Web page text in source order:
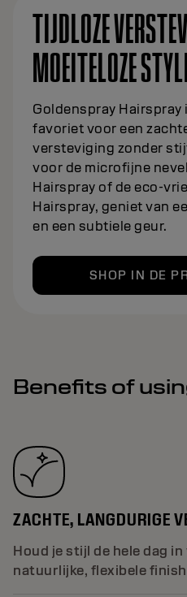
TIJDLOZE
MOEITELOZE
Goldenspray
favoriet voor een
versteviging zonder
voor de microfijne
Hairspray of de eco-
Hairspray, geniet van
en een subtiele geur.
SHOP IN DE
Benefits of
ZACHTE, LANGDURIGE
Houd je stijl de hele dag
natuurlijke, flexibele